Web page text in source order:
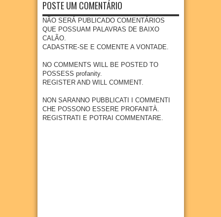
Goian
04 Aug 2026
res de
15
04 Aug 2026
na
preve
nção e
óstico
ce do
câncer
27 Jul 2026
de
nova
ria em
a
técnic
a à
área
que
receb
erá
empr
esa
metal
úrgica
com
previs
ão de
300
POSTE UM COMENTÁRIO
NÃO SERÁ PUBLICADO COMENTÁRIOS
QUE POSSUAM PALAVRAS DE BAIXO
CALÃO.
CADASTRE-SE E COMENTE A VONTADE.
NO COMMENTS WILL BE POSTED TO
POSSESS profanity.
REGISTER AND WILL COMMENT.
NON SARANNO PUBBLICATI I COMMENTI
CHE POSSONO ESSERE PROFANITÀ.
REGISTRATI E POTRAI COMMENTARE.